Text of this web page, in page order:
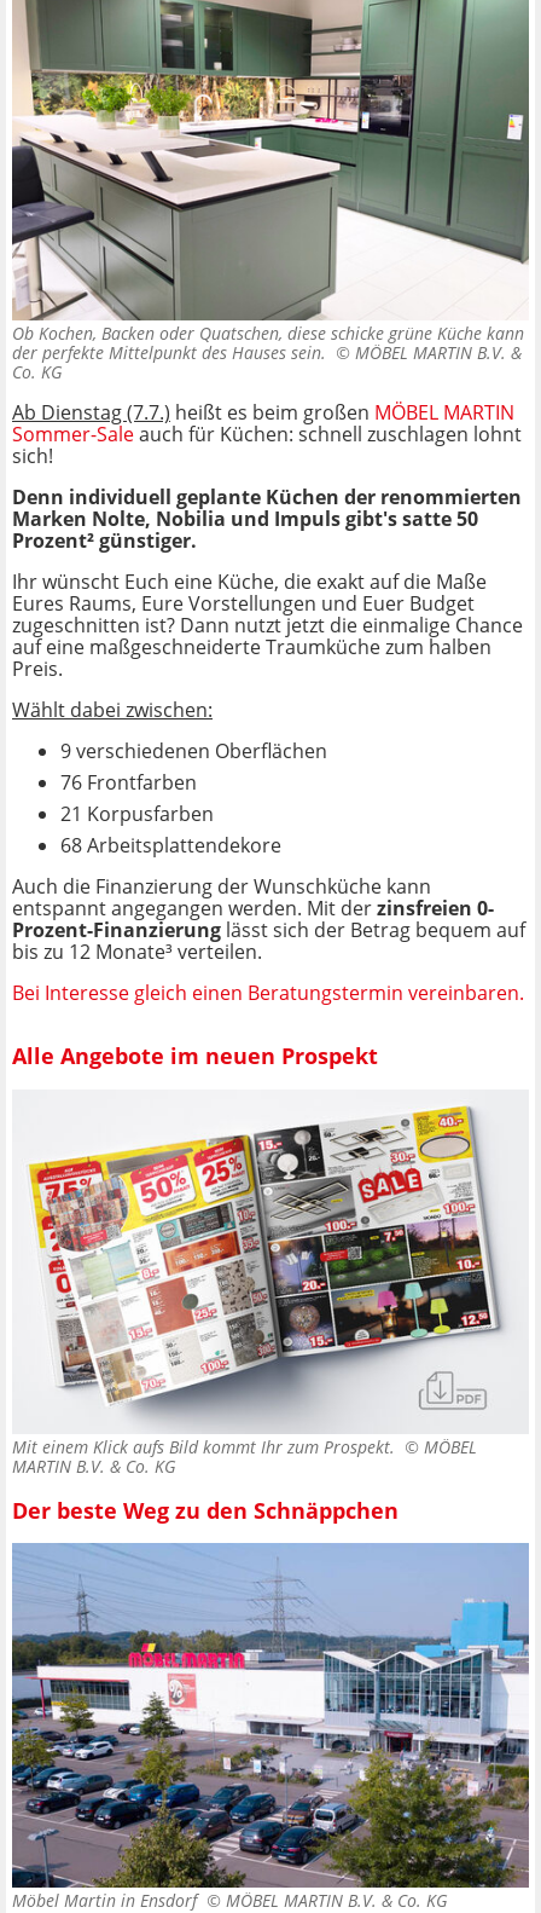
Ob Kochen, Backen oder Quatschen, diese schicke grüne Küche kann
der perfekte Mittelpunkt des Hauses sein. © MÖBEL MARTIN B.V. &
Co. KG
Ab Dienstag (7.7.) heißt es beim großen MÖBEL MARTIN
Sommer-Saleauch für Küchen: schnell zuschlagen lohnt
sich!
Denn individuell geplante Küchen der renommierten
Marken Nolte, Nobilia und Impuls gibt's satte 50
Prozent² günstiger.
Ihr wünscht Euch eine Küche, die exakt auf die Maße
Eures Raums, Eure Vorstellungen und Euer Budget
zugeschnitten ist? Dann nutzt jetzt die einmalige Chance
auf eine maßgeschneiderte Traumküche zum halben
Preis.
Wählt dabei zwischen:
9 verschiedenen Oberflächen
76 Frontfarben
21 Korpusfarben
68 Arbeitsplattendekore
Auch die Finanzierung der Wunschküche kann
entspannt angegangen werden. Mit derzinsfreien 0-
Prozent-Finanzierung lässt sich der Betrag bequem auf
bis zu 12 Monate³ verteilen.
Bei Interesse gleich einen Beratungstermin vereinbaren.
Alle Angebote im neuen Prospekt
Mit einem Klick aufs Bild kommt Ihr zum Prospekt. © MÖBEL
MARTIN B.V. & Co. KG
Der beste Weg zu den Schnäppchen
Möbel Martin in Ensdorf © MÖBEL MARTIN B.V. & Co. KG